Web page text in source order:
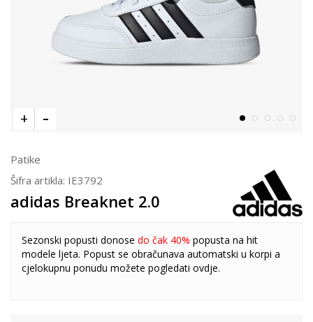
Patike
Šifra artikla: IE3792
adidas Breaknet 2.0
Sezonski popusti donose do čak 40% popusta na hit
modele ljeta. Popust se obračunava automatski u korpi a
cjelokupnu ponudu možete pogledati ovdje.